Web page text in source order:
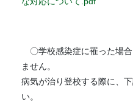
〇学校感染症に罹った場
ません。
病気が治り登校する際に、
い。